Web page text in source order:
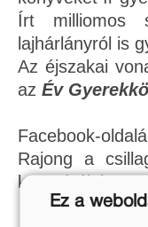
Írt milliomos
lajhárlányról is
Az éjszakai
az Év
Facebook-
Rajong a
kenutúrákért.
Ez a